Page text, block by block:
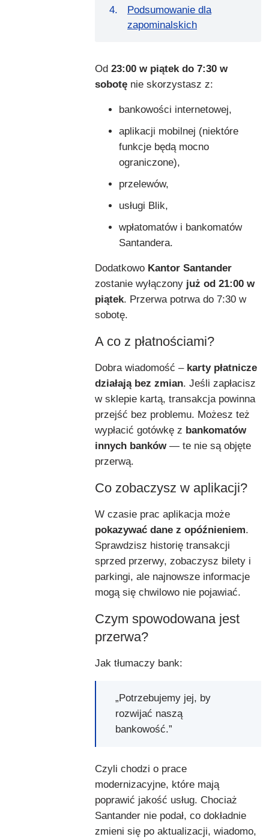
Podsumowanie dla
zapominalskich
Od 23:00 w piątek do 7:30 w
sobotę nie skorzystasz z:
bankowości internetowej,
aplikacji mobilnej (niektóre
funkcje będą mocno
ograniczone),
przelewów,
usługi Blik,
wpłatomatów i bankomatów
Santandera.
Dodatkowo Kantor Santander
zostanie wyłączony już od 21:00 w
piątek. Przerwa potrwa do 7:30 w
sobotę.
A co z płatnościami?
Dobra wiadomość – karty płatnicze
działają bez zmian. Jeśli zapłacisz
w sklepie kartą, transakcja powinna
przejść bez problemu. Możesz też
wypłacić gotówkę z bankomatów
innych banków— te nie są objęte
przerwą.
Co zobaczysz w aplikacji?
W czasie prac aplikacja może
pokazywać dane z opóźnieniem.
Sprawdzisz historię transakcji
sprzed przerwy, zobaczysz bilety i
parkingi, ale najnowsze informacje
mogą się chwilowo nie pojawiać.
Czym spowodowana jest
przerwa?
Jak tłumaczy bank:
„Potrzebujemy jej, by
rozwijać naszą
bankowość.”
Czyli chodzi o prace
modernizacyjne, które mają
poprawić jakość usług. Chociaż
Santander nie podał, co dokładnie
zmieni się po aktualizacji, wiadomo,